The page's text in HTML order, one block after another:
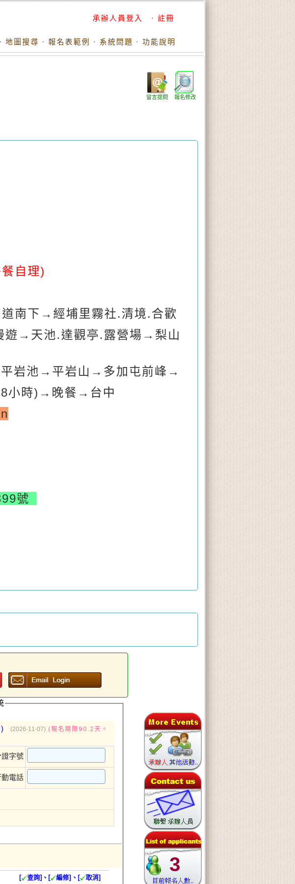
承辦人員登入 · 註冊
· 地圖搜尋 · 報名表範例 · 系統問題 · 功能說明
報名修改
留言提問
自理)
南下 →經埔里霧社.清境.合歡
遊 →天池.達觀亭.露營場 →梨山
岩池 →平岩山 →多加屯前峰 →
小時) →晚餐 →台中
號
3
(2026-11-07) (報名期限90.2天。
證字號
動電話
[ 查詢]、[ 編修]、[ 取消]